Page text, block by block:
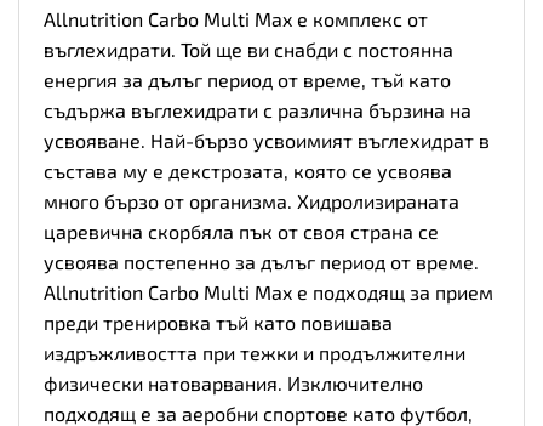
Allnutrition Carbo Multi Max е комплекс от
въглехидрати . Той ще ви снабди с постоянна
енергия за дълъг период от време, тъй като
съдържа въглехидрати с различна бързина на
усвояване. Най-бързо усвоимият въглехидрат в
състава му е декстрозата, която се усвоява
много бързо от организма. Хидролизираната
царевична скорбяла пък от своя страна се
усвоява постепенно за дълъг период от време.
Allnutrition Carbo Multi Max е подходящ за прием
преди тренировка тъй като повишава
издръжливостта при тежки и продължителни
физически натоварвания. Изключително
подходящ е за аеробни спортове като футбол,